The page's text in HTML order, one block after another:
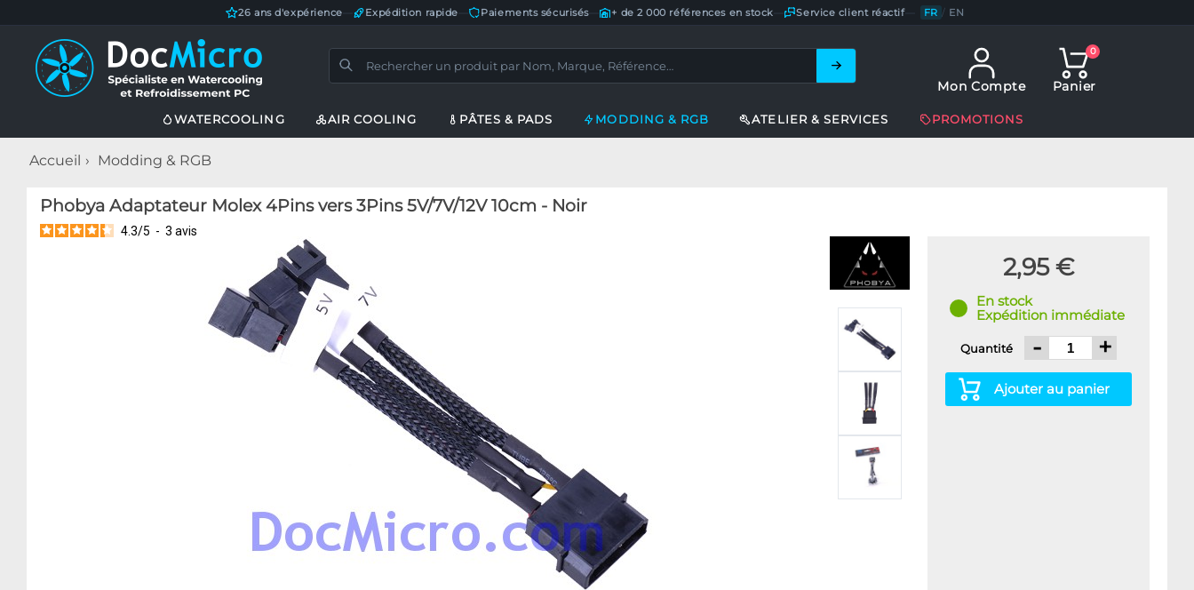
26 ans d'expérience Expédition rapide Paiements sécurisés— + de 2 000 références en stock Service client réactif— FR / EN
Mon Compte
0
Panier
WATERCOOLING AIR COOLING PÂTES & PADS MODDING & RGB ATELIER & SERVICES PROMOTIONS
Accueil Modding & RGB
Phobya Adaptateur Molex 4Pins vers 3Pins 5V/7V/12V 10cm - Noir
4.3/5 - 3 avis
2,95 €
En stock
Expédition immédiate
Quantité - +
Ajouter au panier